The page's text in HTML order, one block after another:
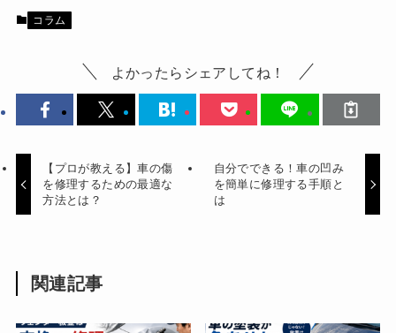
コラム
よかったらシェアしてね！
【プロが教える】車の傷
を修理するための最適な
方法とは？
自分でできる！車の凹み
を簡単に修理する手順と
は
関連記事